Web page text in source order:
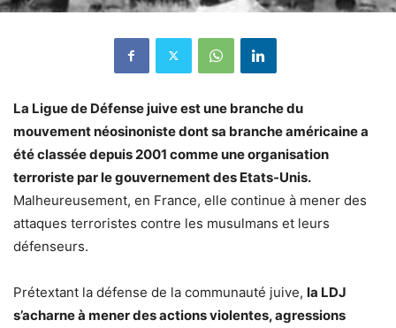
La Ligue de Défense juive est une branche du
mouvement néosinoniste dont sa branche américaine a
été classée depuis 2001 comme une organisation
terroriste par le gouvernement des Etats-Unis.
Malheureusement, en France, elle continue à mener des
attaques terroristes contre les musulmans et leurs
défenseurs.
Prétextant la défense de la communauté juive, la LDJ
s’acharne à mener des actions violentes, agressions